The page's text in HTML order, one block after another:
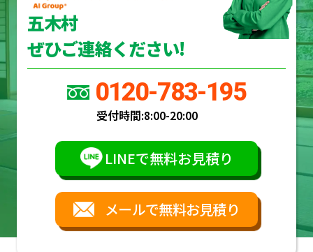
五木村
ぜひご連絡ください!
0120-783-195
受付時間:8:00-20:00
LINEで無料お見積り
メールで無料お見積り